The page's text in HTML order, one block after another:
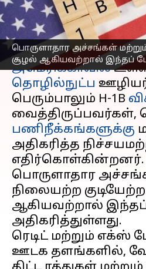
பொருளாதார அச்சங்கள்
சூழல் ஆகியவற்றால் இந்தப்
எழுதியவர் Venkatalakshmi V Apr
செய்தி முன்னோட்டம்
அமெரிக்காவில்உள்ள
தொழில்நுட்ப
பெரும்பாலும் H-1B
வைத்திருப்பவர்கள்,
பணிநீக்கங்களுக்கு
அதிகரித்த
எதிர்கொள்கின்றனர்.
பொருளாதார
நிலையற்ற
ஆகியவற்றால்
அதிகரித்துள்ளது.
ரெடிட் மற்றும் எக்ஸ்
ஊடக தளங்களில்,